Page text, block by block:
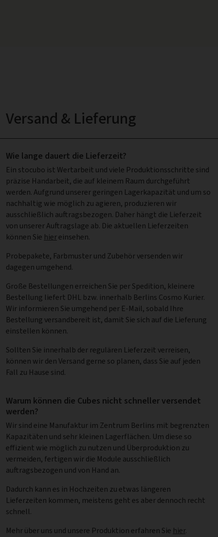
Versand & Lieferung
Wie lange dauert die Lieferzeit?
Ein stocubo ist Wertarbeit und viele Produktionsschritte sind
präzise Handarbeit, die auf kleinem Raum durchgeführt
werden. Aufgrund unserer geringen Lagerkapazität und um so
nachhaltig wie möglich zu agieren, produzieren wir
ausschließlich auftragsbezogen. Daher hängt die Lieferzeit
von unserer Auftragslage ab. Die aktuellen Lieferzeiten
können Sie hiereinsehen.
Probepakete, Farbmuster und Zubehör versenden wir
dagegen umgehend.
Große Bestellungen erreichen Sie per Spedition, kleinere
Bestellung liefert DHL bzw. innerhalb Berlins Cosmo Kurier.
Wir informieren Sie umgehend per E-Mail, sobald Ihre
Bestellung versandbereit ist, damit Sie sich auf die Lieferung
einstellen können.
Sollten Sie innerhalb der regulären Lieferzeit verreisen,
können wir den Versand gerne so planen, dass Sie auf jeden
Fall zu Hause sind.
Warum können die Cubes nicht schneller versendet
werden?
Wir sind eine Manufaktur im Zentrum Berlins mit begrenzten
Kapazitäten und sehr kleinen Lagerflächen. Um diese so
effizient wie möglich zu nutzen und Überproduktion zu
vermeiden, fertigen wir die Module ausschließlich
auftragsbezogen und von Hand an.
Dadurch kann es in Hochzeiten zu etwas längeren
Lieferzeiten kommen, meistens geht es aber dennoch recht
schnell.
Mehr über uns und unsere Produktion erfahren Sie hier.